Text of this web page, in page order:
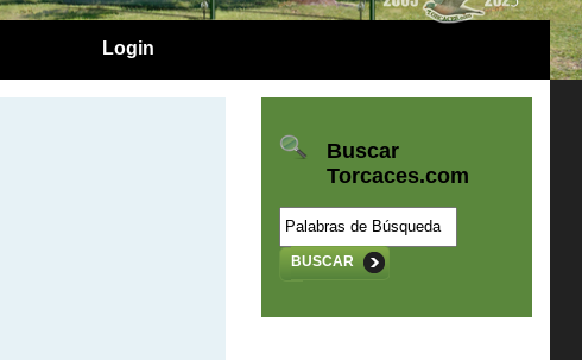
Login
Buscar
Torcaces.com
BUSCAR